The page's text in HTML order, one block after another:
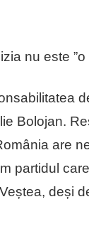
nu este
Bolojan.
are
partidul
deși